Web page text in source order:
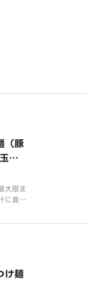
（豚
、
魚
大限ま
に食べ
クの中
け麺